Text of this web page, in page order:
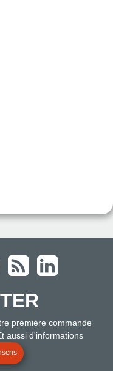
première commande
aussi d'informations